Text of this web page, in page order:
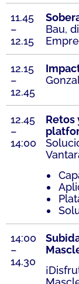
11.45
–
12.15
Bau,
12.15
–
12.45
12.45
–
14:00
Retos
14:00
–
14.30